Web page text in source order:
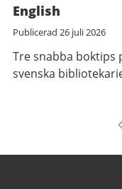
English
Publicerad 26 juli 2026
Tre snabba boktips
svenska